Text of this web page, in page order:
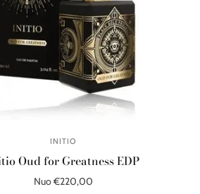
INITIO
Oud for Greatness EDP
Nuo €220,00